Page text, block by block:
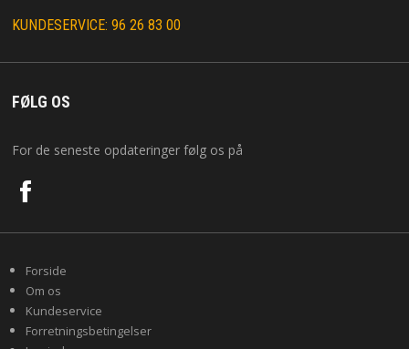
KUNDESERVICE: 96 26 83 00
FØLG OS
For de seneste opdateringer følg os på
Forside
Om os
Kundeservice
Forretningsbetingelser